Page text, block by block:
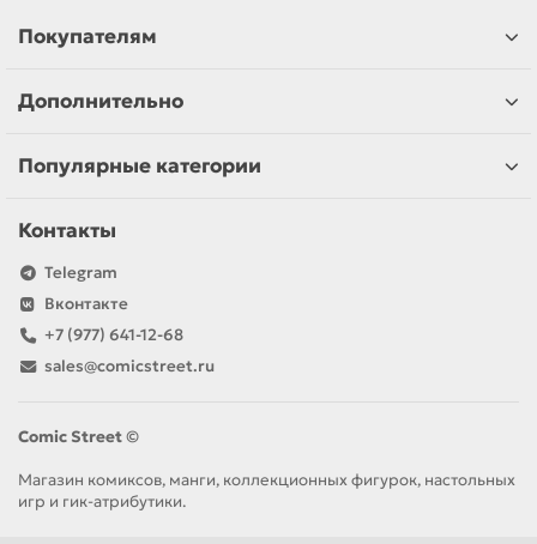
Покупателям
Дополнительно
Популярные категории
Контакты
Telegram
Вконтакте
+7 (977) 641-12-68
sales@comicstreet.ru
Comic Street ©
Магазин комиксов, манги, коллекционных фигурок, настольных
игр и гик-атрибутики.